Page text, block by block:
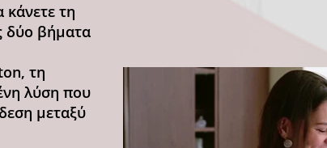
τη
δύο βήματα
τη
λύση που
μεταξύ